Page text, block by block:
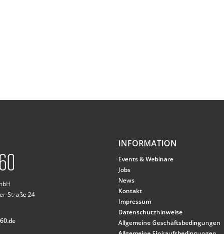
Straße 24
INFORMATION
Events & Webinare
Jobs
News
Kontakt
Impressum
Datenschutzhinweise
Allgemeine Geschäftsbedingungen